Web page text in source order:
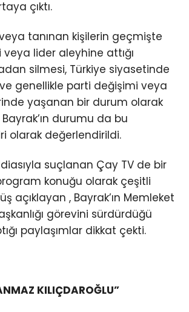
çıktı.
tanınan kişilerin geçmişte
lider aleyhine attığı
silmesi, Türkiye siyasetinde
genellikle parti değişimi veya
yaşanan bir durum olarak
durumu da bu
olarak değerlendirildi.
suçlanan Çay TV de bir
konuğu olarak çeşitli
açıklayan , Bayrak’ın Memleket
görevini sürdürdüğü
paylaşımlar dikkat çekti.
KILIÇDAROĞLU”